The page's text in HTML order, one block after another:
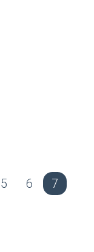
5 6
7